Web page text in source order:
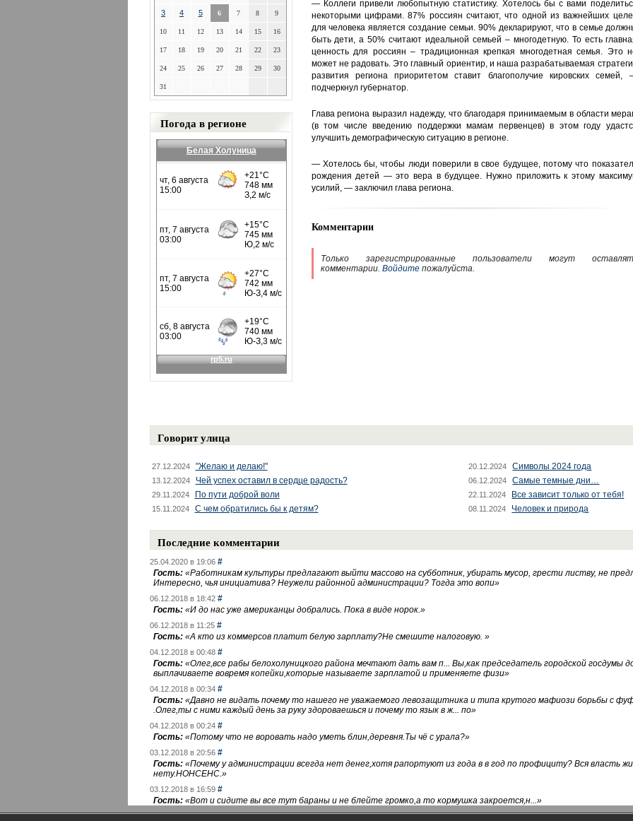
3 4 5 6 7 8 9
10 11 12 13 14 15 16
17 18 19 20 21 22 23
24 25 26 27 28 29 30
31
Погода в регионе
Белая Холуница
— Коллеги привели любопытную статистику. Хотелось бы с вами
некоторыми цифрами. 87% россиян считают, что одной из важнейших
для человека является создание семьи. 90% декларируют, что в семье
быть дети, а 50% считают идеальной семьей – многодетную. То есть
ценность для россиян – традиционная крепкая многодетная семья. Это
может не радовать. Это главный ориентир, и наша разрабатываемая
развития региона приоритетом ставит благополучие кировских семей,
подчеркнул губернатор.
Глава региона выразил надежду, что благодаря принимаемым в области
(в том числе введению поддержки мамам первенцев) в этом году
улучшить демографическую ситуацию в регионе.
— Хотелось бы, чтобы люди поверили в свое будущее, потому что
рождения детей — это вера в будущее. Нужно приложить к этому
усилий, — заключил глава региона.
Комментарии
Только зарегистрированные пользователи могут
комментарии. Войдитепожалуйста.
Говорит улица
27.12.2024 "Желаю и делаю!" 20.12.2024 Символы 2024 года
13.12.2024 Чей успех оставил в сердце радость? 06.12.2024 Самые темные дни…
29.11.2024 По пути доброй воли 22.11.2024 Все зависит только от тебя!
15.11.2024 С чем обратились бы к детям? 08.11.2024 Человек и природа
Последние комментарии
25.04.2020 в 19:06 #
Гость: «Работникам культуры предлагают выйти массово на субботник, убирать мусор, грести листву, не
Интересно, чья инициатива? Неужели районной администрации? Тогда это вопи»
06.12.2018 в 18:42 #
Гость: «И до нас уже американцы добрались. Пока в виде норок.»
06.12.2018 в 11:25 #
Гость: «А кто из коммерсов платит белую зарплату?Не смешите налоговую. »
04.12.2018 в 00:48 #
Гость: «Олег,все рабы белохолуницкого района мечтают дать вам п... Вы,как председатель городской госдумы
выплачиваете вовремя копейки,которые называете зарплатой и применяете физи»
04.12.2018 в 00:34 #
Гость: «Давно не видать почему то нашего не уважаемого левозащитника и типа крутого мафиози борьбы с
.Олег,ты с ними каждый день за руку здороваешься и почему то язык в ж... по»
04.12.2018 в 00:24 #
Гость: «Потому что не воровать надо уметь блин,деревня.Ты чё с урала?»
03.12.2018 в 20:56 #
Гость: «Почему у администрации всегда нет денег,хотя рапортуют из года в в год по профициту? Вся власть
нету.НОНСЕНС.»
03.12.2018 в 16:59 #
Гость: «Вот и сидите вы все тут бараны и не блейте громко,а то кормушка закроется,н...»